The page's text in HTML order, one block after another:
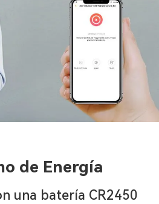
de Energía
una batería CR2450